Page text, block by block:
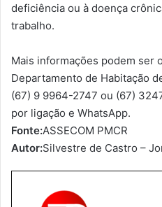
deficiência ou à doença
trabalho.
Mais informações podem ser
Departamento de Habitação
(67) 9 9964-2747 ou (67)
por ligação e WhatsApp.
Fonte:ASSECOM PMCR
Autor:Silvestre de Castro –